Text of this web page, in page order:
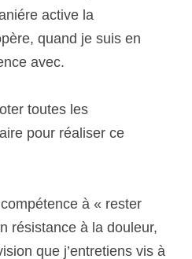
active la
quand je suis en
avec.
toutes les
pour réaliser ce
à « rester
résistance à la douleur,
que j’entretiens vis à